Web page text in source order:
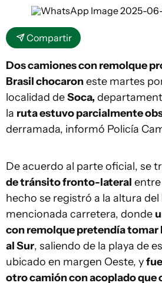
Compartir
Dos camiones con remolque
Brasil chocaroneste martes
localidad deSoca,
la ruta estuvo parcialmente
derramada, informó Policía
De acuerdo al parte oficial, se
de tránsito fronto-lateral entre
hecho se registró a la altura del
mencionada carretera, donde
con remolque pretendía tomar
al Sur, saliendo de la playa de
ubicado en margen Oeste, y
otro camión con acoplado que